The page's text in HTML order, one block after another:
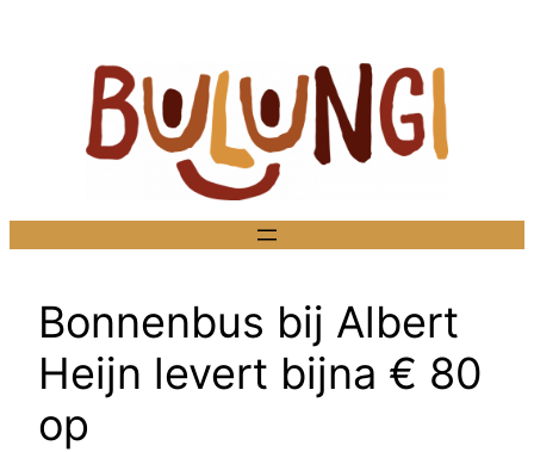
Bonnenbus bij Albert
Heijn levert bijna € 80
op